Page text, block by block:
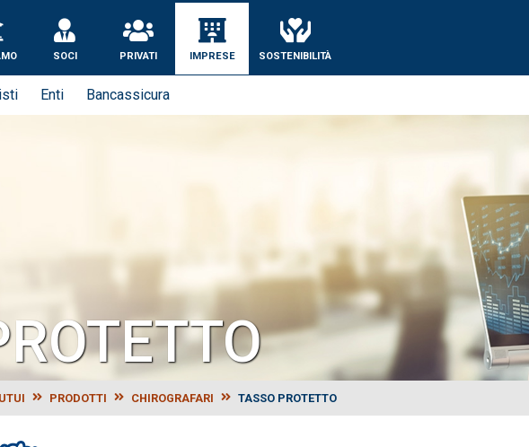
Pugliese
SOCI PRIVATI IMPRESE SOSTENIBILITÀ
Enti Bancassicura
PRODOTTI CHIROGRAFARI TASSO PROTETTO